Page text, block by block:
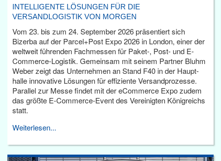
INTELLIGENTE LÖSUNGEN FÜR DIE
VERSANDLOGISTIK VON MORGEN
Vom 23. bis zum 24. September 2026 präsentiert sich
Bizerba auf der Parcel+Post Expo 2026 in London, einer der
weltweit führenden Fachmessen für Paket-, Post- und E-
Commerce-Logistik. Gemeinsam mit seinem Partner Bluhm
Weber zeigt das Unternehmen an Stand F40 in der Haupt­
halle innovative Lösungen für effiziente Versandprozesse.
Parallel zur Messe findet mit der eCommerce Expo zudem
das größte E-Commerce-Event des Vereinigten Königreichs
statt.
Weiterlesen...